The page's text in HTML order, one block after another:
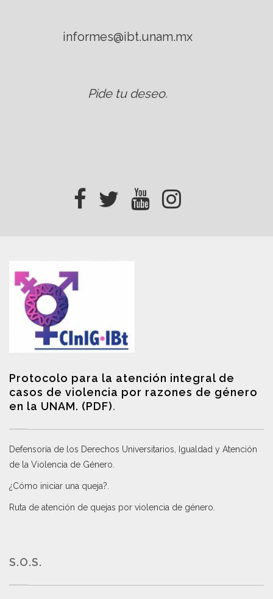
informes@ibt.unam.mx
Pide tu deseo.
Protocolo para la atención integral de
casos de violencia por razones de género
en la UNAM. (PDF).
Defensoría de los Derechos Universitarios, Igualdad y Atención
de la Violencia de Género
¿Cómo iniciar una queja?
Ruta de atención de quejas por violencia de género
S.O.S.